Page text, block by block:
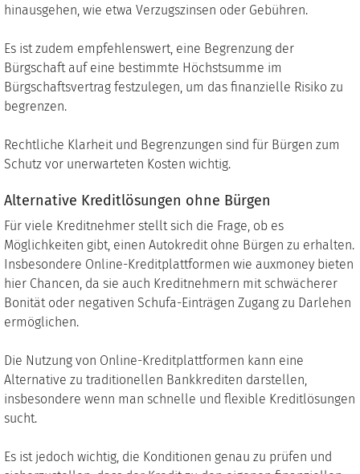
hinausgehen, wie etwa Verzugszinsen oder Gebühren.
Es ist zudem empfehlenswert, eine Begrenzung der
Bürgschaft auf eine bestimmte Höchstsumme im
Bürgschaftsvertrag festzulegen, um das finanzielle Risiko zu
begrenzen.
Rechtliche Klarheit und Begrenzungen sind für Bürgen zum
Schutz vor unerwarteten Kosten wichtig.
Alternative Kreditlösungen ohne Bürgen
Für viele Kreditnehmer stellt sich die Frage, ob es
Möglichkeiten gibt, einen Autokredit ohne Bürgen zu erhalten.
Insbesondere Online-Kreditplattformen wie auxmoney bieten
hier Chancen, da sie auch Kreditnehmern mit schwächerer
Bonität oder negativen Schufa-Einträgen Zugang zu Darlehen
ermöglichen.
Die Nutzung von Online-Kreditplattformen kann eine
Alternative zu traditionellen Bankkrediten darstellen,
insbesondere wenn man schnelle und flexible Kreditlösungen
sucht.
Es ist jedoch wichtig, die Konditionen genau zu prüfen und